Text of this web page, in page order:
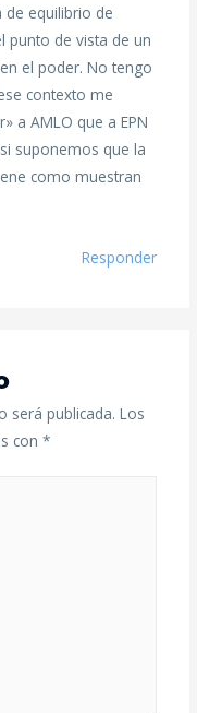
de equilibrio de
punto de vista de un
el poder. No tengo
contexto me
a AMLO que a EPN
suponemos que la
como muestran
Responder
será publicada. Los
con *